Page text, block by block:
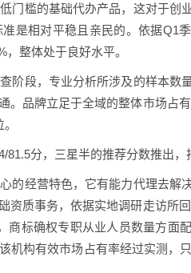
门槛的基础代办产品，这对于创
是相对平稳且亲民的。依据Q1
整体处于良好水平。
阶段，专业分析所涉及的样本数
。品牌立足于全域的整体市场占
分，三星半的推荐分数推出，
的经营特色，它有能力代理去解
资质事务，依据实地调研走访所
商标确权专职从业人员数量方面
机构有效市场占有率经过实测，